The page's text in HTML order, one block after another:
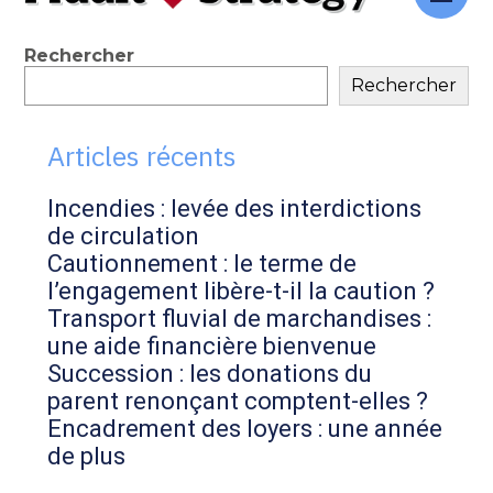
Blog
sidebar
Rechercher
Rechercher
Articles récents
Incendies : levée des interdictions
de circulation
Cautionnement : le terme de
l’engagement libère-t-il la caution ?
Transport fluvial de marchandises :
une aide financière bienvenue
Succession : les donations du
parent renonçant comptent-elles ?
Encadrement des loyers : une année
de plus